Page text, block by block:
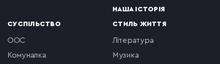
НАША ІСТОРІЯ
СУСПІЛЬСТВО
ООС
комуналка
СТИЛЬ ЖИТТЯ
література
музика